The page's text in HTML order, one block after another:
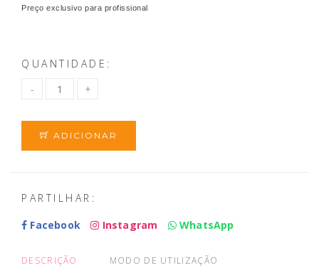
Preço exclusivo para profissional
QUANTIDADE:
ADICIONAR
PARTILHAR:
Facebook
Instagram WhatsApp
DESCRIÇÃO MODO DE UTILIZAÇÃO